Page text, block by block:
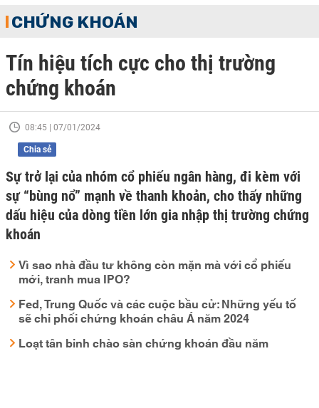
CHỨNG KHOÁN
Tín hiệu tích cực cho thị trường
chứng khoán
08:45 | 07/01/2024
Chia sẻ
Sự trở lại của nhóm cổ phiếu ngân hàng, đi kèm với
sự “bùng nổ” mạnh về thanh khoản, cho thấy những
dấu hiệu của dòng tiền lớn gia nhập thị trường chứng
khoán
Vì sao nhà đầu tư không còn mặn mà với cổ phiếu
mới, tranh mua IPO?
Fed, Trung Quốc và các cuộc bầu cử: Những yếu tố
sẽ chi phối chứng khoán châu Á năm 2024
Loạt tân binh chào sàn chứng khoán đầu năm